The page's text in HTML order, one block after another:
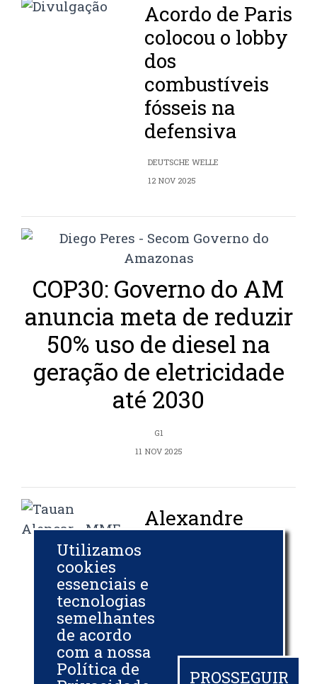
Acordo de Paris
colocou o lobby
dos
combustíveis
fósseis na
defensiva
DEUTSCHE WELLE
12 NOV 2025
COP30: Governo do AM
anuncia meta de reduzir
50% uso de diesel na
geração de eletricidade
até 2030
G1
11 NOV 2025
Alexandre
Silveira sugere
dinheiro do
petróleo pode
Utilizamos
cookies
essenciais e
tecnologias
semelhantes
de acordo
com a nossa
Política de
PROSSEGUIR